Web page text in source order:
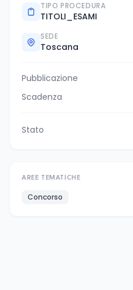
TIPO PROCEDURA
TITOLI_ESAMI
SEDE
Toscana
Pubblicazione
Scadenza
Stato
AREE TEMATICHE
Concorso